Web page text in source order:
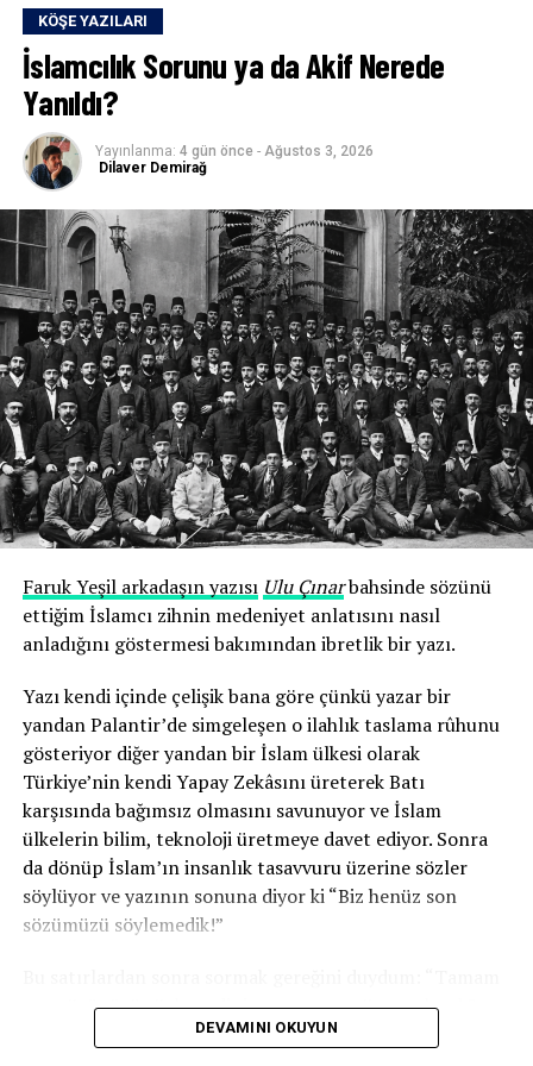
KÖŞE YAZILARI
İslamcılık Sorunu ya da Akif Nerede
Yanıldı?
Yayınlanma: 4 gün önce - Ağustos 3, 2026
Dilaver Demirağ
Faruk Yeşil arkadaşın yazısı Ulu Çınarbahsinde sözünü
ettiğim İslamcı zihnin medeniyet anlatısını nasıl
anladığını göstermesi bakımından ibretlik bir yazı.
Yazı kendi içinde çelişik bana göre çünkü yazar bir
yandan Palantir’de simgeleşen o ilahlık taslama rûhunu
gösteriyor diğer yandan bir İslam ülkesi olarak
Türkiye’nin kendi Yapay Zekâsını üreterek Batı
karşısında bağımsız olmasını savunuyor ve İslam
ülkelerin bilim, teknoloji üretmeye davet ediyor. Sonra
da dönüp İslam’ın insanlık tasavvuru üzerine sözler
söylüyor ve yazının sonuna diyor ki “Biz henüz son
sözümüzü söylemedik!”
son sözünüzü söylemediniz ama o son söz ne olacak?
mı? Üzerine ayetler yazılmış
DEVAMINI OKUYUN